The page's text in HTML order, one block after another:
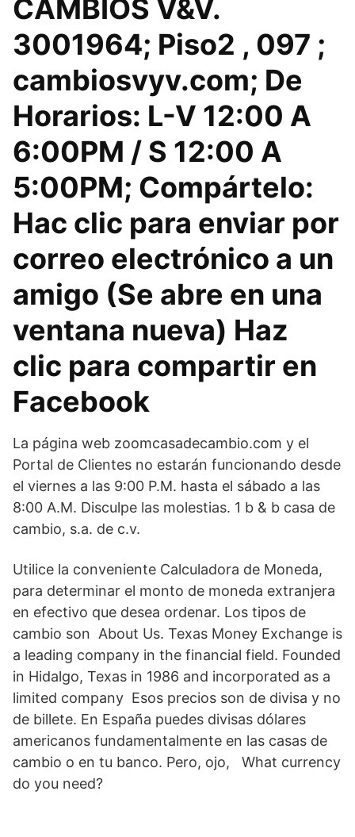
CAMBIOS V&V.
3001964; Piso2 , 097 ;
cambiosvyv.com; De
Horarios: L-V 12:00 A
6:00PM / S 12:00 A
5:00PM; Compártelo:
Hac clic para enviar por
correo electrónico a un
amigo (Se abre en una
ventana nueva) Haz
clic para compartir en
Facebook
La página web zoomcasadecambio.com y el
Portal de Clientes no estarán funcionando desde
el viernes a las 9:00 P.M. hasta el sábado a las
8:00 A.M. Disculpe las molestias. 1 b & b casa de
cambio, s.a. de c.v.
Utilice la conveniente Calculadora de Moneda,
para determinar el monto de moneda extranjera
en efectivo que desea ordenar. Los tipos de
cambio son About Us. Texas Money Exchange is
a leading company in the financial field. Founded
in Hidalgo, Texas in 1986 and incorporated as a
limited company Esos precios son de divisa y no
de billete. En España puedes divisas dólares
americanos fundamentalmente en las casas de
cambio o en tu banco. Pero, ojo, What currency
do you need?